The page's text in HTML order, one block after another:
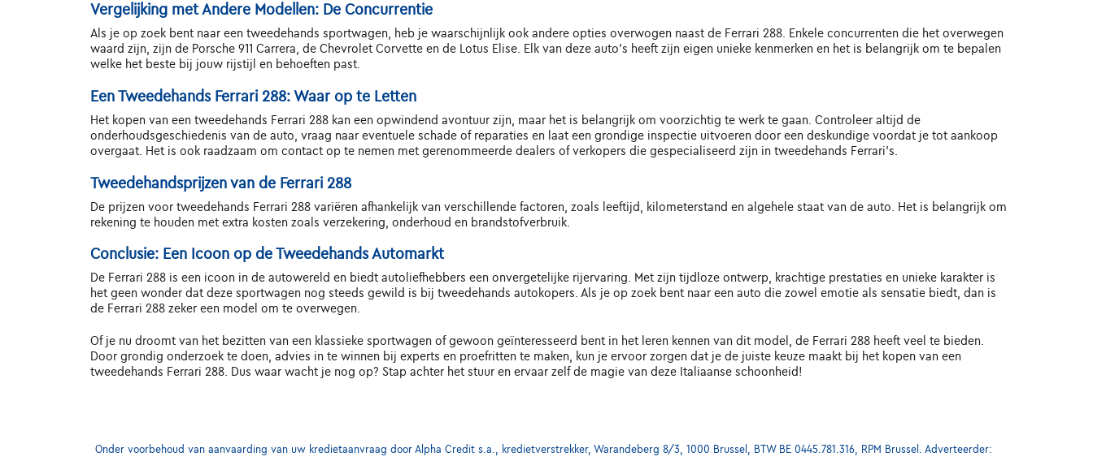
Vergelijking met Andere Modellen: De Concurrentie
Als je op zoek bent naar een tweedehands sportwagen, heb je waarschijnlijk ook andere opties overwogen naast de Ferrari 288. Enkele concurrenten die het overwegen
waard zijn, zijn de Porsche 911 Carrera, de Chevrolet Corvette en de Lotus Elise. Elk van deze auto's heeft zijn eigen unieke kenmerken en het is belangrijk om te bepalen
welke het beste bij jouw rijstijl en behoeften past.
Een Tweedehands Ferrari 288: Waar op te Letten
Het kopen van een tweedehands Ferrari 288 kan een opwindend avontuur zijn, maar het is belangrijk om voorzichtig te werk te gaan. Controleer altijd de
onderhoudsgeschiedenis van de auto, vraag naar eventuele schade of reparaties en laat een grondige inspectie uitvoeren door een deskundige voordat je tot aankoop
overgaat. Het is ook raadzaam om contact op te nemen met gerenommeerde dealers of verkopers die gespecialiseerd zijn in tweedehands Ferrari's.
Tweedehandsprijzen van de Ferrari 288
De prijzen voor tweedehands Ferrari 288 variëren afhankelijk van verschillende factoren, zoals leeftijd, kilometerstand en algehele staat van de auto. Het is belangrijk om
rekening te houden met extra kosten zoals verzekering, onderhoud en brandstofverbruik.
Conclusie: Een Icoon op de Tweedehands Automarkt
De Ferrari 288 is een icoon in de autowereld en biedt autoliefhebbers een onvergetelijke rijervaring. Met zijn tijdloze ontwerp, krachtige prestaties en unieke karakter is
het geen wonder dat deze sportwagen nog steeds gewild is bij tweedehands autokopers. Als je op zoek bent naar een auto die zowel emotie als sensatie biedt, dan is
de Ferrari 288 zeker een model om te overwegen.
Of je nu droomt van het bezitten van een klassieke sportwagen of gewoon geïnteresseerd bent in het leren kennen van dit model, de Ferrari 288 heeft veel te bieden.
Door grondig onderzoek te doen, advies in te winnen bij experts en proefritten te maken, kun je ervoor zorgen dat je de juiste keuze maakt bij het kopen van een
tweedehands Ferrari 288. Dus waar wacht je nog op? Stap achter het stuur en ervaar zelf de magie van deze Italiaanse schoonheid!
Onder voorbehoud van aanvaarding van uw kredietaanvraag door Alpha Credit s.a., kredietverstrekker, Warandeberg 8/3, 1000 Brussel, BTW BE 0445.781.316, RPM Brussel. Adverteerder: